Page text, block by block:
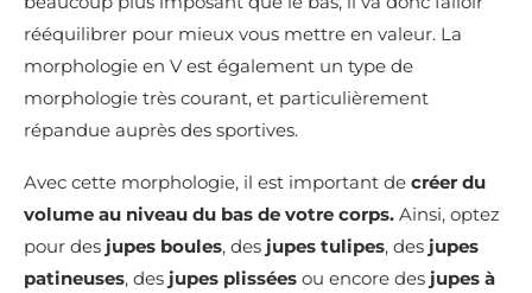
rééquilibrer pour mieux vous mettre en valeur. La
morphologie en V est également un type de
morphologie très courant, et particulièrement
répandue auprès des sportives.
Avec cette morphologie, il est important de créer du
volume au niveau du bas de votre corps. Ainsi, optez
pour des jupes boules, des jupes tulipes, des jupes
patineuses, des jupes plissées ou encore des jupes à